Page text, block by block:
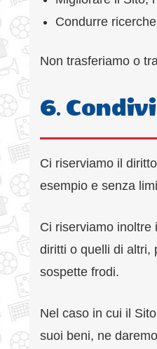
Condurre
Non trasferiamo o
6.
Ci riserviamo il
esempio e senza
Ci riserviamo inoltre
diritti o quelli di altri,
sospette frodi.
Nel caso in cui il
suoi beni, ne